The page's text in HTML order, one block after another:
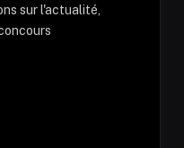
sur l'actualité,